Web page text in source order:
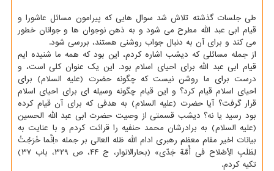
طی جلسات گذشته تلاش شد سوال هایی که پیرامون مسائل عاشورا و
قیام ابی عبد الله مطرح می شود و به ذهن نوجوان ها و جوانان خطور
می کند و برای آن به دنبال جواب روشنی هستند، بررسی شود.
از جمله مسائلی که دیشب اشاره کردم، این بود که همه ما شنیده ایم
قیام ابی عبد الله برای احیای اسلام بود. این یک عنوان کلی است، و
درست برای ما روشن نیست که چگونه حضرت (علیه السلام) برای
احیای اسلام قیام کرد؟ و این قیام چگونه وسیله ای برای احیای اسلام
قرار گرفت؟ آیا حضرت (علیه السلام) به هدفی که برای آن قیام کرده
بود رسید یا نه؟ دیشب قسمتی از وصیت حضرت ابی عبد الله الحسین
(علیه السلام) به برادرشان محمد حنفیه را قرائت کردم و با عنایت به
بیانات اخیر مقام معظم رهبری ادام اللّه ظله العالی بر جمله «اِنَّما خَرَجْتُ
لِطَلَبِ الاِْصْلاح فی أُمَّةِ جَدّی» (بحارالانوار، ج ۴۴، ص ۳۲۹، باب ۳۷)
تکیه کردم.